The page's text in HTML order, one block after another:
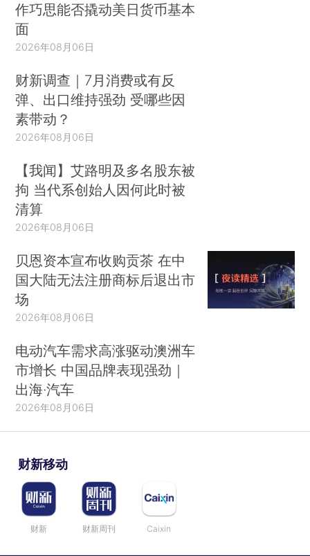
作巧思能否撬动美日货币基本
面
2026年08月06日
财新调查｜7月消费或有反
弹、出口维持强劲 受哪些因
素带动？
2026年08月06日
【我闻】艾路明及多名股东被
拘 当代系创始人因何此时被
清算
2026年08月06日
贝恩资本宣布收购贡茶 在中
国大陆无法注册商标后退出市
场
2026年08月06日
电动汽车需求高涨驱动澳洲车
市增长 中国品牌表现强劲｜
出海·汽车
2026年08月06日
财新移动
财新 财新周刊 Caixin